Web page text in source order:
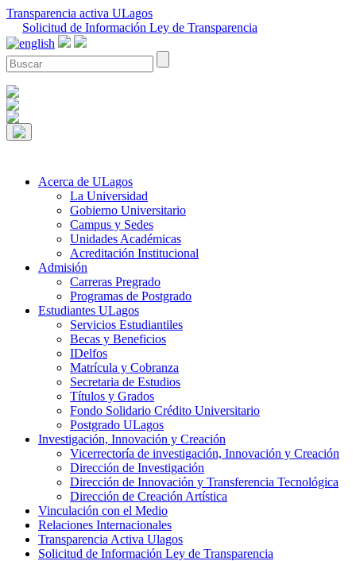
Transparencia activa ULagos
Solicitud de Información Ley de Transparencia
Acerca de ULagos
La Universidad
Gobierno Universitario
Campus y Sedes
Unidades Académicas
Acreditación Institucional
Admisión
Carreras Pregrado
Programas de Postgrado
Estudiantes ULagos
Servicios Estudiantiles
Becas y Beneficios
IDelfos
Matrícula y Cobranza
Secretaria de Estudios
Títulos y Grados
Fondo Solidario Crédito Universitario
Postgrado ULagos
Investigación, Innovación y Creación
Vicerrectoría de investigación, Innovación y Creación
Dirección de Investigación
Dirección de Innovación y Transferencia Tecnológica
Dirección de Creación Artística
Vinculación con el Medio
Relaciones Internacionales
Transparencia Activa Ulagos
Solicitud de Información Ley de Transparencia